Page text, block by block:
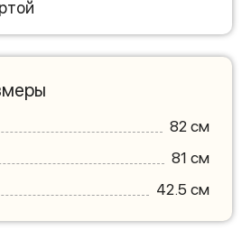
82 см
81 см
42.5 см